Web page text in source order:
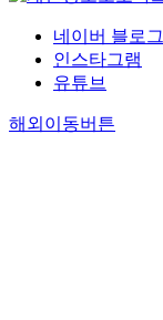
네이버 블로그
인스타그램
유튜브
해외이동버튼